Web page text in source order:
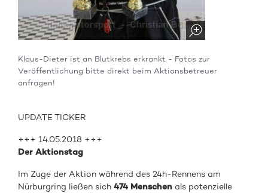
Klaus-Dieter ist an Blutkrebs erkrankt - Fotos zur
Veröffentlichung bitte direkt beim Aktionsbetreuer
anfragen!
UPDATE TICKER
+++ 14.05.2018 +++
Der Aktionstag
Im Zuge der Aktion während des 24h-Rennens am
Nürburgring ließen sich474 Menschen als potenzielle